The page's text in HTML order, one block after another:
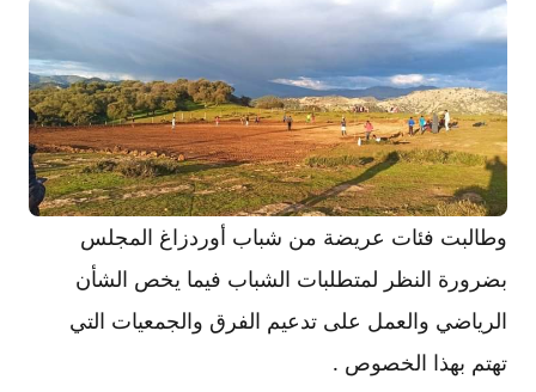
وطالبت فئات عريضة من شباب أوردزاغ المجلس
بضرورة النظر لمتطلبات الشباب فيما يخص الشأن
الرياضي والعمل على تدعيم الفرق والجمعيات التي
تهتم بهذا الخصوص .